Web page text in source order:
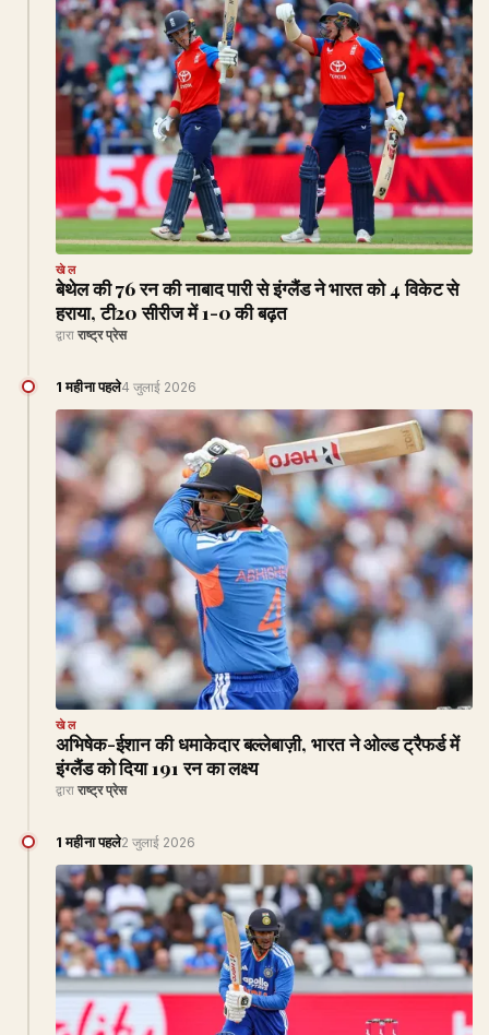
खेल
बेथेल की 76 रन की नाबाद पारी से इंग्लैंड ने भारत को 4 विकेट से
हराया, टी20 सीरीज में 1-0 की बढ़त
द्वारा राष्ट्र प्रेस
1 महीना पहले4 जुलाई 2026
खेल
अभिषेक-ईशान की धमाकेदार बल्लेबाज़ी, भारत ने ओल्ड ट्रैफर्ड में
इंग्लैंड को दिया 191 रन का लक्ष्य
द्वारा राष्ट्र प्रेस
1 महीना पहले2 जुलाई 2026